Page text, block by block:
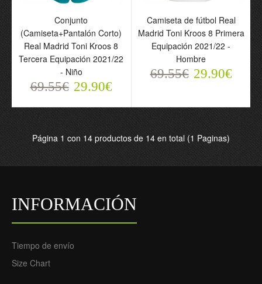
Camiseta de fútbol Real
Madrid Toni Kroos 8
Tercera Equipación
2021/22 - Hombre
69.55€
Conjunto
(Camiseta+Pantalón Corto)
Real Madrid Toni Kroos 8
Tercera Equipación 2021/22
- Niño
69.55€ 29.90€
Camiseta de fútbol Real
Madrid Toni Kroos 8 Primera
Equipación 2021/22 -
Hombre
69.55€ 29.90€
Página 1 con 14 productos de 14 en total (1 Paginas)
INFORMACIÓN
Tiempo de envío
Size Chart